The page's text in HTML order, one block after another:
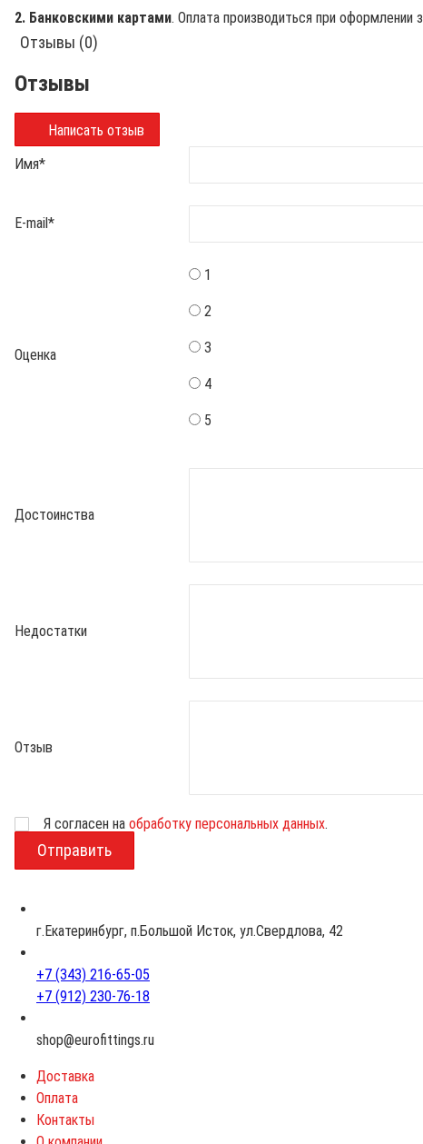
2. Банковскими картами. Оплата производиться при оформлении
Отзывы (0)
Отзывы
Написать отзыв
Имя*
E-mail *
Оценка
1
2
3
4
5
Достоинства
Недостатки
Отзыв
ВозрастЯ согласен на обработку персональных данных.
г.Екатеринбург, п.Большой Исток, ул.Свердлова, 42
+7 (343) 216-65-05
+7 (912) 230-76-18
shop@eurofittings.ru
Доставка
Оплата
Контакты